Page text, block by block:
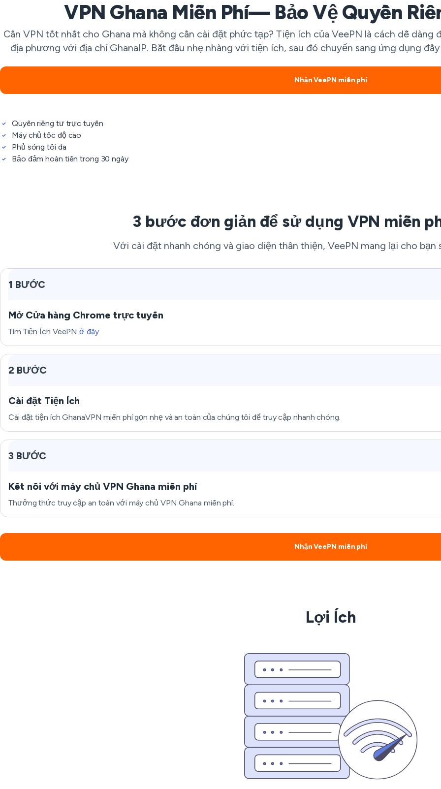
VPN Ghana Miễn Phí— Bảo Vệ Quyền
Cần VPN tốt nhất cho Ghana mà không cần cài đặt phức tạp? Tiện ích của VeePN là cách dễ
địa phương với địa chỉ GhanaIP. Bắt đầu nhẹ nhàng với tiện ích, sau đó chuyển sang ứng dụng
Nhận VeePN miễn phí
Quyền riêng tư trực tuyến
Máy chủ tốc độ cao
Phủ sóng tối đa
Bảo đảm hoàn tiền trong 30 ngày
3 bước đơn giản để sử dụng VPN miễn
Với cài đặt nhanh chóng và giao diện thân thiện, VeePN mang lại cho
1 BƯỚC
Mở Cửa hàng Chrome trực tuyến
Tìm Tiện Ích VeePNở đây
2 BƯỚC
Cài đặt Tiện Ích
Cài đặt tiện ích GhanaVPN miễn phí gọn nhẹ và an toàn của chúng tôi để truy cập nhanh chóng.
3 BƯỚC
Kết nối với máy chủ VPN Ghana miễn phí
Thưởng thức truy cập an toàn với máy chủ VPN Ghana miễn phí.
Nhận VeePN miễn phí
Lợi Ích